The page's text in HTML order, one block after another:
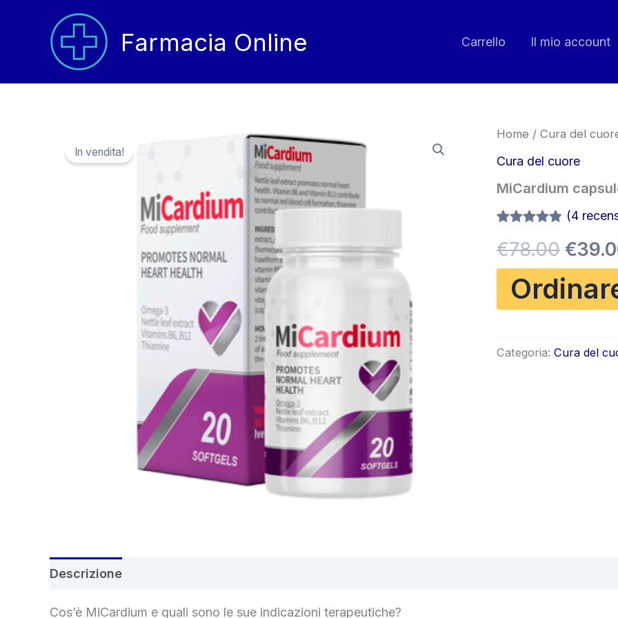
contenuto
Farmacia Online Carrello Il mio account
In vendita!
Home / Cura del
Cura del cuore
MiCardium
4.75su 5
su base
di
recensioni
(4
€78.00 Il
€
Categoria: Cura del
Descrizione
Cos’è MiCardium e quali sono le sue indicazioni terapeutiche?